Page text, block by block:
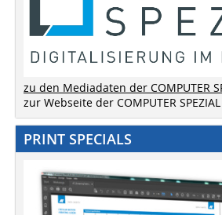
zu den Mediadaten der COMPUTER
zur Webseite der COMPUTER SPEZIAL
PRINT SPECIALS